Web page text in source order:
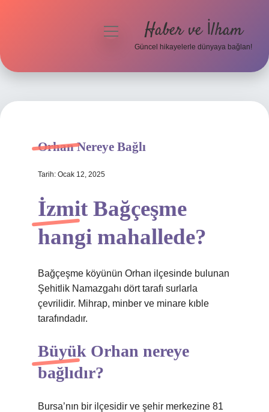
Hakkımızda
menüyü
Haber ve İlham
Güncel hikayelerle dünyaya bağlan!
Orhan Nereye Bağlı
Tarih: Ocak 12, 2025
İzmit Bağçeşme
hangi mahallede?
Bağçeşme köyünün Orhan ilçesinde bulunan
Şehitlik Namazgahı dört tarafı surlarla
çevrilidir. Mihrap, minber ve minare kıble
tarafındadır.
Büyük Orhan nereye
bağlıdır?
Bursa’nın bir ilçesidir ve şehir merkezine 81